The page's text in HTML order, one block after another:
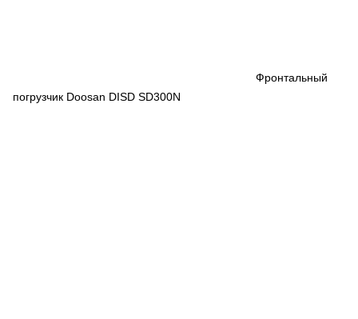
МЕРОПРИЯТИЯ
Фронтальный
погрузчик Doosan DISD SD300N